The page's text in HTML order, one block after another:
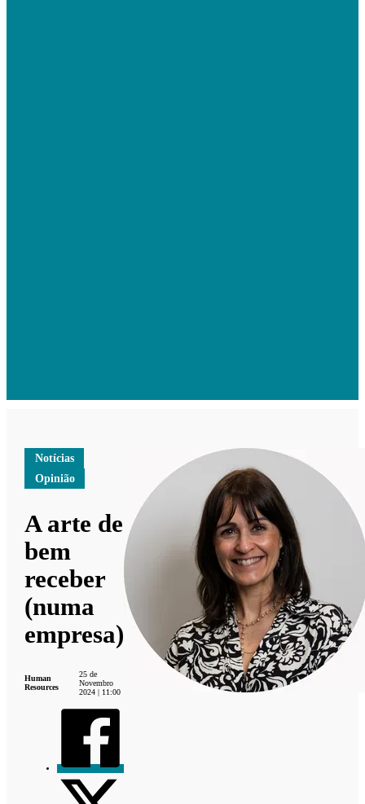
Notícias
Opinião
A arte de
bem
receber
(numa
empresa)
Human
Resources
25 de
Novembro
2024 | 11:00